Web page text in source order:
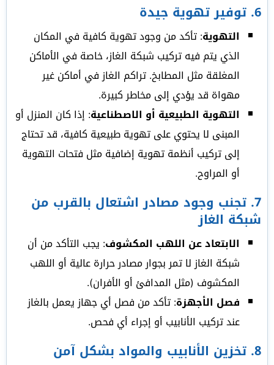
6. توفير تهوية جيدة
التهوية: تأكد من وجود تهوية كافية في المكان
الذي يتم فيه تركيب شبكة الغاز، خاصة في الأماكن
المغلقة مثل المطابخ. تراكم الغاز في أماكن غير
مهواة قد يؤدي إلى مخاطر كبيرة.
التهوية الطبيعية أو الاصطناعية: إذا كان المنزل أو
المبنى لا يحتوي على تهوية طبيعية كافية، قد تحتاج
إلى تركيب أنظمة تهوية إضافية مثل فتحات التهوية
أو المراوح.
7. تجنب وجود مصادر اشتعال بالقرب من
شبكة الغاز
الابتعاد عن اللهب المكشوف: يجب التأكد من أن
شبكة الغاز لا تمر بجوار مصادر حرارة عالية أو اللهب
المكشوف (مثل المدافئ أو الأفران).
فصل الأجهزة: تأكد من فصل أي جهاز يعمل بالغاز
عند تركيب الأنابيب أو إجراء أي فحص.
8. تخزين الأنابيب والمواد بشكل آمن